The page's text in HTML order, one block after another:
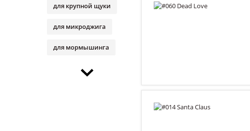
для крупной щуки
для микроджига
для мормышинга